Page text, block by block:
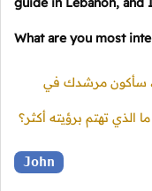
What are you most
سأكون مرشدك في
الذي تهتم برؤيته أكثر؟
John